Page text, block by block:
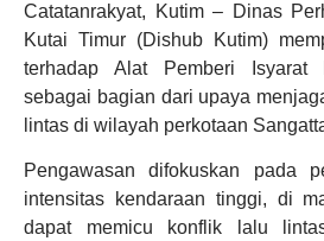
Catatanrakyat, Kutim – Dinas
Kutai Timur (Dishub Kutim)
terhadap Alat Pemberi Isyarat
sebagai bagian dari upaya
lintas di wilayah perkotaan
Pengawasan difokuskan pada
intensitas kendaraan tinggi, di
dapat memicu konflik lalu